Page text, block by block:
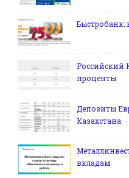
Быстробанк:
Российский
проценты
Депозиты
Казахстана
вкладам